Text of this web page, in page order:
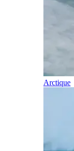
Arctique